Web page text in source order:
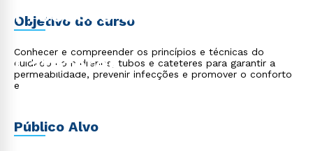
Processo de Cuidar em
Drenos, Tubos e
Cateteres
Objetivo do curso
Conhecer e compreender os princípios e técnicas do
cuidado com drenos, tubos e cateteres para garantir a
permeabilidade, prevenir infecções e promover o conforto
e
Público Alvo